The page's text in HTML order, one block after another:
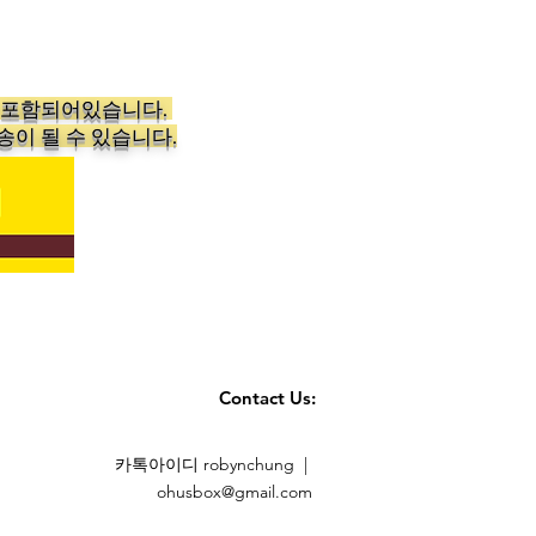
함되어있습니다.
이 될 수 있습니다.
Contact Us:
카톡아이디 robynchung |
ohusbox@gmail.com